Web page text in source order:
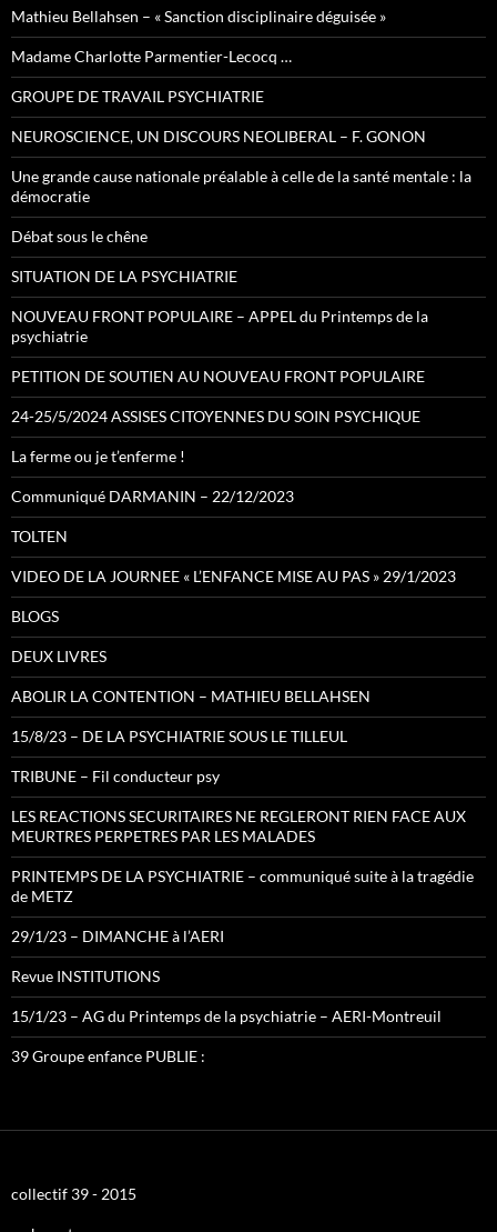
Mathieu Bellahsen – « Sanction disciplinaire déguisée »
Madame Charlotte Parmentier-Lecocq …
GROUPE DE TRAVAIL PSYCHIATRIE
NEUROSCIENCE, UN DISCOURS NEOLIBERAL – F. GONON
Une grande cause nationale préalable à celle de la santé mentale : la
démocratie
Débat sous le chêne
SITUATION DE LA PSYCHIATRIE
NOUVEAU FRONT POPULAIRE – APPEL du Printemps de la
psychiatrie
PETITION DE SOUTIEN AU NOUVEAU FRONT POPULAIRE
24-25/5/2024 ASSISES CITOYENNES DU SOIN PSYCHIQUE
La ferme ou je t’enferme !
Communiqué DARMANIN – 22/12/2023
TOLTEN
VIDEO DE LA JOURNEE « L’ENFANCE MISE AU PAS » 29/1/2023
BLOGS
DEUX LIVRES
ABOLIR LA CONTENTION – MATHIEU BELLAHSEN
15/8/23 – DE LA PSYCHIATRIE SOUS LE TILLEUL
TRIBUNE – Fil conducteur psy
LES REACTIONS SECURITAIRES NE REGLERONT RIEN FACE AUX
MEURTRES PERPETRES PAR LES MALADES
PRINTEMPS DE LA PSYCHIATRIE – communiqué suite à la tragédie
de METZ
29/1/23 – DIMANCHE à l’AERI
Revue INSTITUTIONS
15/1/23 – AG du Printemps de la psychiatrie – AERI-Montreuil
39 Groupe enfance PUBLIE :
collectif 39 - 2015